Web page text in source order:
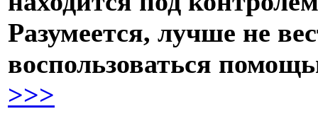
Разумеется, лучше не
воспользоваться
>>>